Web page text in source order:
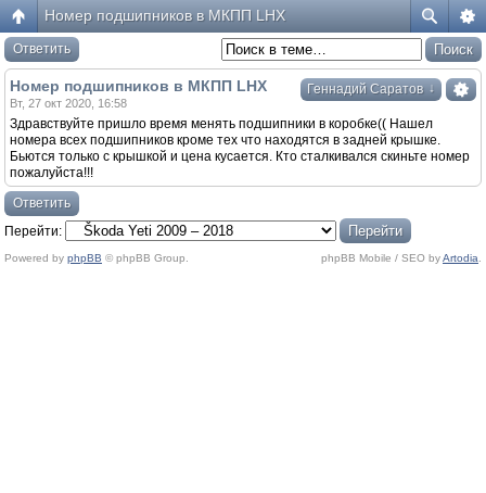
Номер подшипников в МКПП LHX
Ответить
Геннадий Саратов ↓
Номер подшипников в МКПП LHX
Вт, 27 окт 2020, 16:58
Здравствуйте пришло время менять подшипники в коробке(( Нашел
номера всех подшипников кроме тех что находятся в задней крышке.
Бьются только с крышкой и цена кусается. Кто сталкивался скиньте номер
пожалуйста!!!
Ответить
Перейти:
Powered by phpBB © phpBB Group. phpBB Mobile / SEO byArtodia